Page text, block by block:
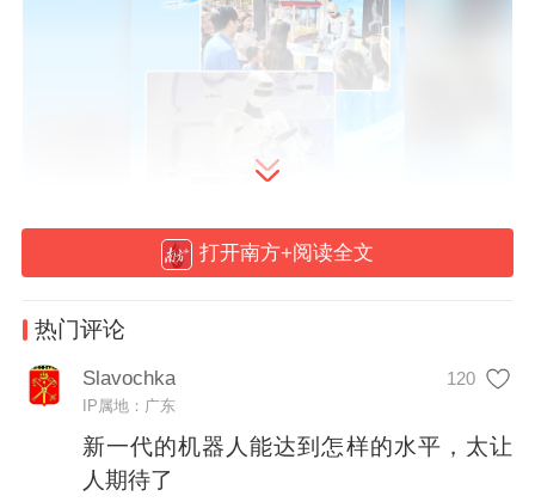
02:46
2026年，机器人会怎样改变我们的生活？
近日，记者来到位于深圳湾创新科技中心的
星尘智能（深圳）有限公司（以下简称“星尘
智能”），只见
打开南方+阅读全文
热门评论
Slavochka 120
IP属地：广东
新一代的机器人能达到怎样的水平，太让
人期待了